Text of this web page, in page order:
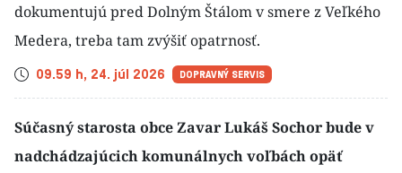
Čas
09.59 h, 24. júl 2026 DOPRAVNÝ SERVIS
dokumentujú pred Dolným Štálom v smere z Veľkého
Medera, treba tam zvýšiť opatrnosť.
Súčasný starosta obce Zavar Lukáš Sochor bude v
nadchádzajúcich komunálnych voľbách opäť